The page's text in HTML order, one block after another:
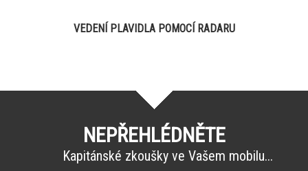
VEDENÍ PLAVIDLA POMOCÍ RADARU
NEPŘEHLÉDNĚTE
Kapitánské zkoušky ve Vašem mobilu...